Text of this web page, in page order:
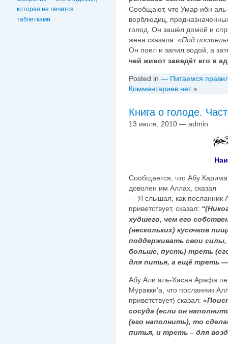
которая не лечится
таблетками
Сообщают, что Умар ибн аль-
верблюдиц,
голод. Он зашёл домой и
жена сказала: «Под
Он поел и запил водой, а
чей живот заведёт его в
Posted in — Питаемся
Комментариев нет»
Книга о голоде.
13 июля, 2010 — admin
Сообщается, что Абу
доволен им Аллах, сказал
— Я слышал, как посланник
приветствует, сказал:
худшего, чем его
(нескольких) кусочков
поддерживать свои силы,
больше, пусть) треть
для питья, а ещё треть
Абу Али аль-Хасан Арафа
Муракки’а, что посланник
приветствует) сказал:
сосуда (если он
(его наполнить), то
питья, и треть – для